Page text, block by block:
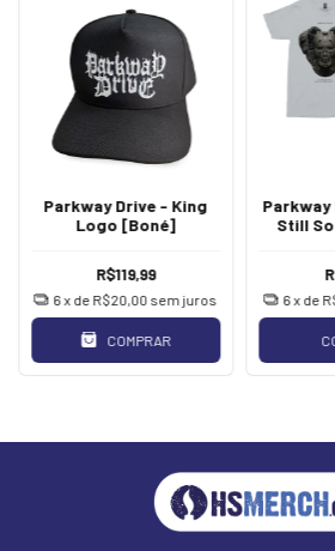
Parkway Drive - King
Logo [Boné]
R$119,99
6x de R$20,00 sem juros
COMPRAR
Parkway
Still
6 x de